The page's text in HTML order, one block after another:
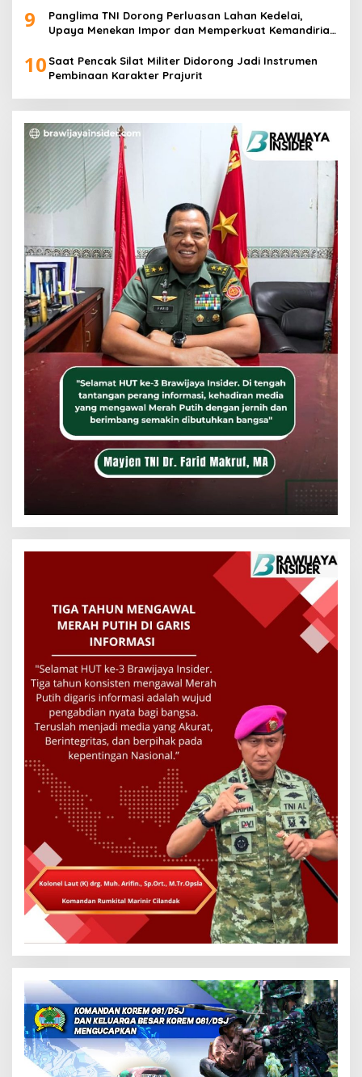
9
Panglima TNI Dorong Perluasan Lahan Kedelai,
Upaya Menekan Impor dan Memperkuat Kemandirian
10 Saat Pencak Silat Militer Didorong Jadi Instrumen
Pembinaan Karakter Prajurit